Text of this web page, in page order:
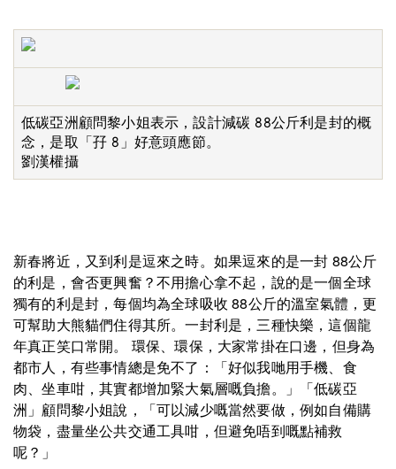
低碳亞洲顧問黎小姐表示，設計減碳 88公斤利是封的概
念，是取「孖 8」好意頭應節。
劉漢權攝
新春將近，又到利是逗來之時。如果逗來的是一封 88公斤
的利是，會否更興奮？不用擔心拿不起，說的是一個全球
獨有的利是封，每個均為全球吸收 88公斤的溫室氣體，更
可幫助大熊貓們住得其所。一封利是，三種快樂，這個龍
年真正笑口常開。 環保、環保，大家常掛在口邊，但身為
都市人，有些事情總是免不了：「好似我哋用手機、食
肉、坐車咁，其實都增加緊大氣層嘅負擔。」「低碳亞
洲」顧問黎小姐說，「可以減少嘅當然要做，例如自備購
物袋，盡量坐公共交通工具咁，但避免唔到嘅點補救
呢？」